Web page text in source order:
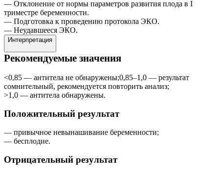
— Отклонение от нормы параметров развития плода в I
триместре беременности.
— Подготовка к проведению протокола ЭКО.
— Неудавшееся ЭКО.
Интерпретация
Рекомендуемые значения
<0,85 — антитела не обнаружены;0,85–1,0 — результат
сомнительный, рекомендуется повторить анализ;
>1,0 — антитела обнаружены.
Положительный результат
— привычное невынашивание беременности;
— бесплодие.
Отрицательный результат